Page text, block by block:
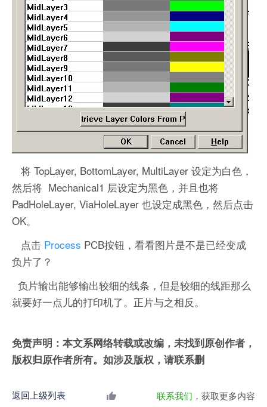
将 TopLayer, BottomLayer, MultiLayer 设定为白色，
然后将 Mechanical1 层设定为黑色，并且也将
PadHoleLayer, ViaHoleLayer 也设定成黑色，然后点击
OK。
点击 Process PCB按钮，看看图片是不是已经变成
负片了？
负片输出能够输出较细的线条，但是较细的线距那么
就要好一点儿的打印机了。正片与之相反。
免责声明：本文系网络转载或改编，未找到原创作者，
版权归原作者所有。如涉及版权，请联系删
返回上级列表 联系我们 ，获取更多内容